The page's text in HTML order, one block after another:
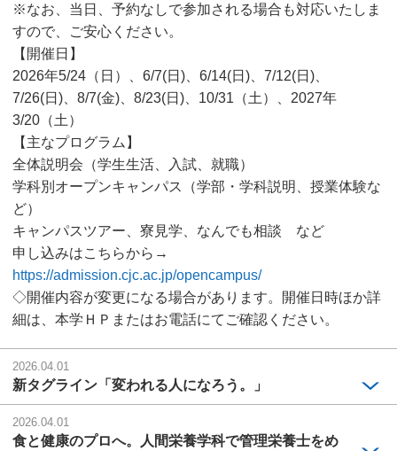
※なお、当日、予約なしで参加される場合も対応いたしま
すので、ご安心ください。
【開催日】
2026年5/24（日）、6/7(日)、6/14(日)、7/12(日)、
7/26(日)、8/7(金)、8/23(日)、10/31（土）、2027年
3/20（土）
【主なプログラム】
全体説明会（学生生活、入試、就職）
学科別オープンキャンパス（学部・学科説明、授業体験な
ど）
キャンパスツアー、寮見学、なんでも相談 など
申し込みはこちらから→
https://admission.cjc.ac.jp/opencampus/
◇開催内容が変更になる場合があります。開催日時ほか詳
細は、本学ＨＰまたはお電話にてご確認ください。
2026.04.01
新タグライン「変われる人になろう。」
2026.04.01
食と健康のプロへ。人間栄養学科で管理栄養士をめ